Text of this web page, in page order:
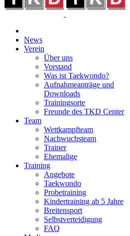
News
Verein
Über uns
Vorstand
Was ist Taekwondo?
Aufnahmeanträge und
Downloads
Trainingsorte
Freunde des TKD Center
Team
Wettkampfteam
Nachwuchsteam
Trainer
Ehemalige
Training
Angebote
Taekwondo
Probetraining
Kindertraining ab 5 Jahre
Breitensport
Selbstverteidigung
FAQ